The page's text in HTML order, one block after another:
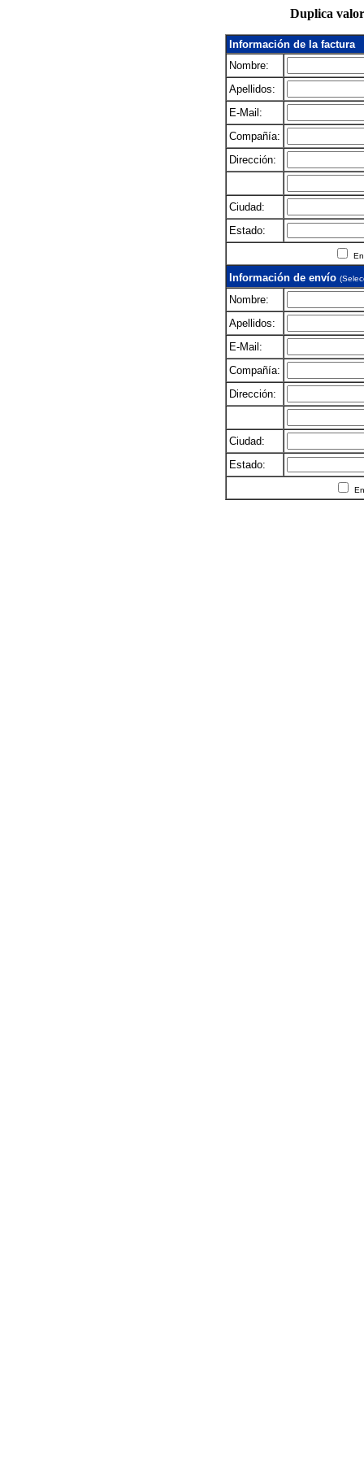
Duplica
Información de la factura
Nombre:
Apellidos:
E-Mail:
Compañía:
Dirección:
Ciudad:
Estado:
Información de envío
Nombre:
Apellidos:
E-Mail:
Compañía:
Dirección:
Ciudad:
Estado: